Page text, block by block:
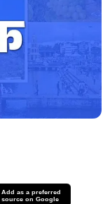
Add as a preferred
source on Google